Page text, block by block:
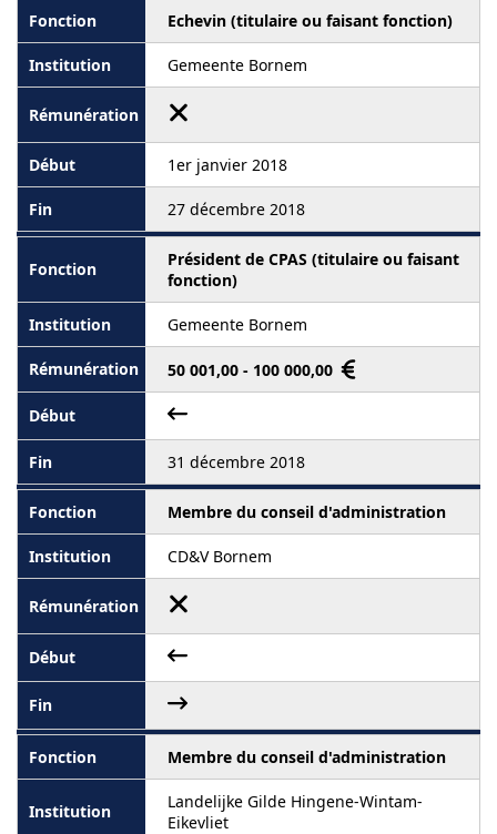
Echevin (titulaire ou faisant fonction)
Gemeente Bornem
1er janvier 2018
27 décembre 2018
Président de CPAS (titulaire ou faisant
fonction)
Gemeente Bornem
50 001,00 - 100 000,00
31 décembre 2018
Membre du conseil d'administration
CD&V Bornem
Membre du conseil d'administration
Landelijke Gilde Hingene-Wintam-
Eikevliet